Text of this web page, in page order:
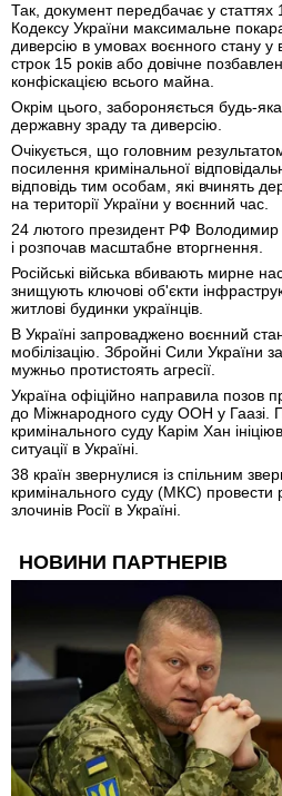
Так, документ передбачає у статтях
Кодексу України максимальне
диверсію в умовах воєнного стану у
строк 15 років або довічне
конфіскацією всього майна.
Окрім цього, забороняється будь-яка
державну зраду та диверсію.
Очікується, що головним
посилення кримінальної
відповідь тим особам, які вчинять
на території України у воєнний час.
24 лютого президент РФ Володимир
і розпочав масштабне вторгнення.
Російські війська вбивають мирне
знищують ключові об'єкти
житлові будинки українців.
В Україні запроваджено воєнний
мобілізацію. Збройні Сили України
мужньо протистоять агресії.
Україна офіційно направила позов
до Міжнародного суду ООН у Гаазі.
кримінального суду Карім Хан
ситуації в Україні.
38 країн звернулися із спільним
кримінального суду (МКС) провести
злочинів Росії в Україні.